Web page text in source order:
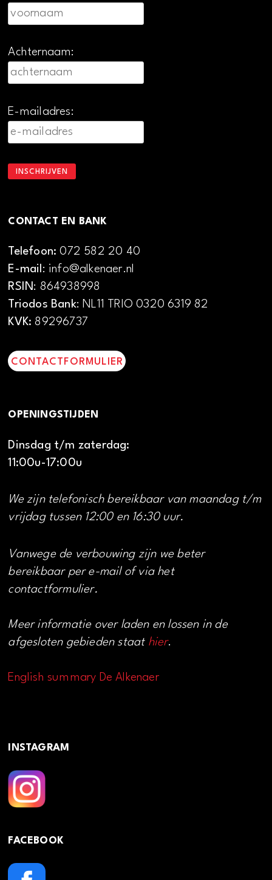
Achternaam:
E-mailadres:
CONTACT EN BANK
Telefoon:072 582 20 40
E-mail: info@alkenaer.nl
RSIN: 864938998
Triodos Bank: NL11 TRIO 0320 6319 82
KVK: 89296737
CONTACTFORMULIER
OPENINGSTIJDEN
Dinsdag t/m zaterdag:
11:00u-17:00u
We zijn telefonisch bereikbaar van maandag t/m
vrijdag tussen 12:00 en 16:30 uur.
Vanwege de verbouwing zijn we beter
bereikbaar per e-mail of via het
contactformulier.
Meer informatie over laden en lossen in de
afgesloten gebieden staat hier.
English summary De Alkenaer
INSTAGRAM
FACEBOOK